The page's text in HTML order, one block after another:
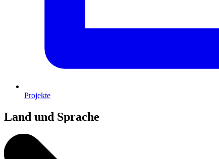
Projekte
Land und Sprache